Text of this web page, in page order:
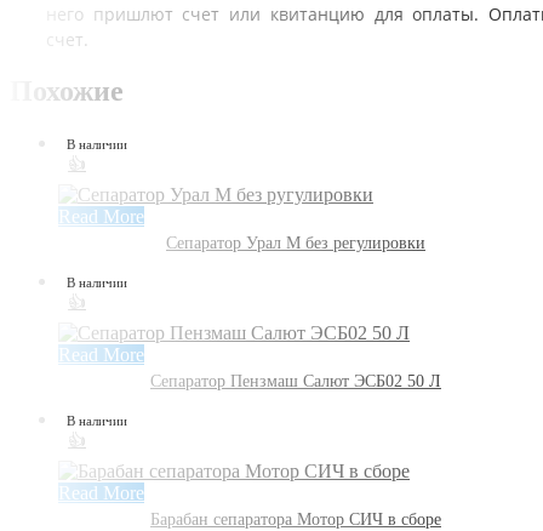
него пришлют счет или квитанцию для оплаты.
счет.
Похожие
В наличии
👍
Read More
Сепаратор Урал М без регулировки
В наличии
👍
Read More
Сепаратор Пензмаш Салют ЭСБ02 50 Л
В наличии
👍
Read More
Барабан сепаратора Мотор СИЧ в сборе